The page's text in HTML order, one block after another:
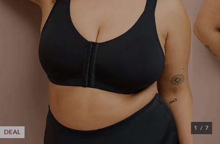
DEAL
1 / 7